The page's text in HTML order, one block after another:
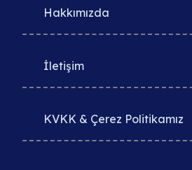
Hakkımızda
İletişim
KVKK & Çerez Politikamız